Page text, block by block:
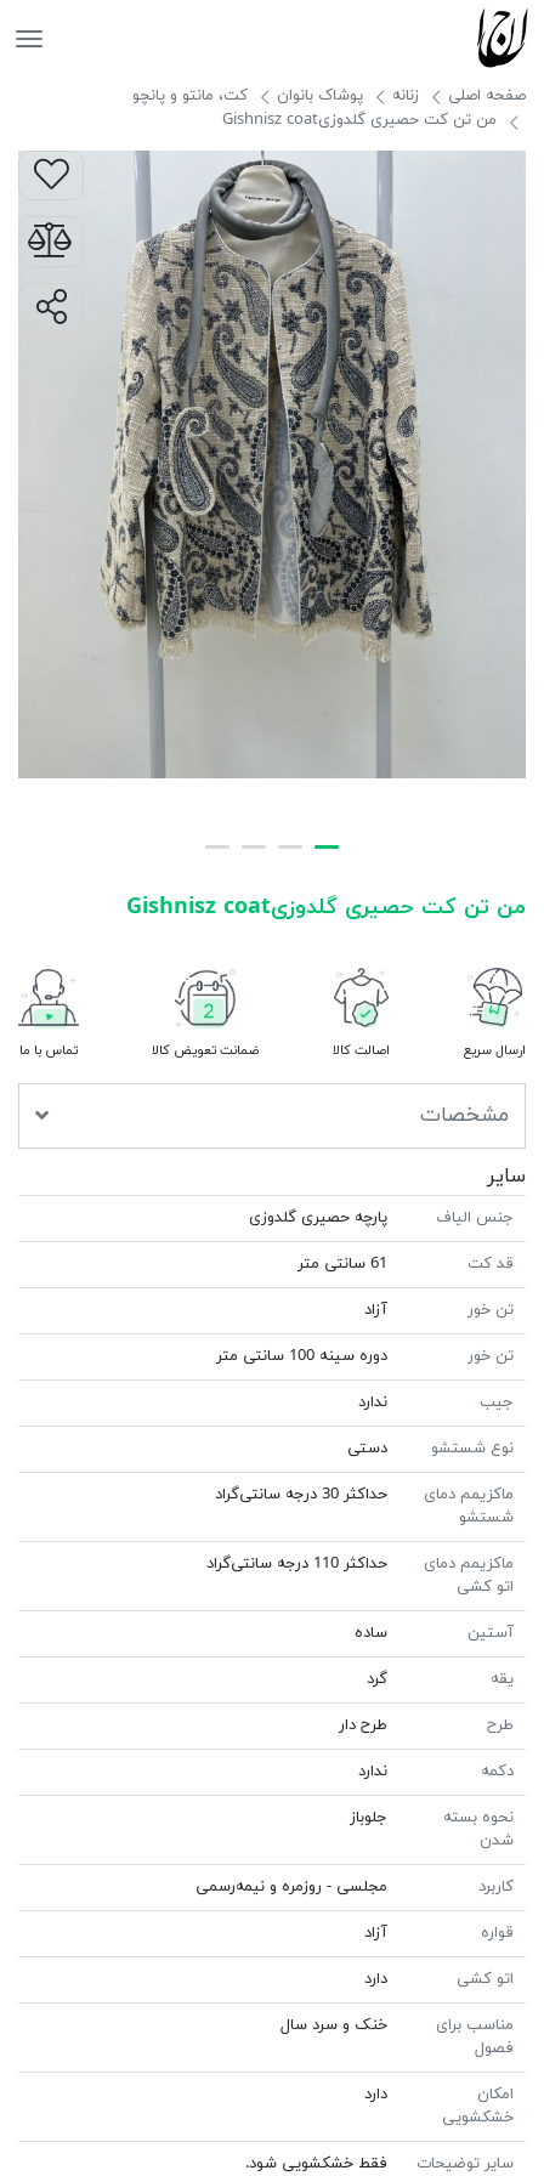
صفحه اصلی زنانه پوشاک بانوان
کت، مانتو و پانچو
من تن کت حصیری گلدوزیGishnisz coat
من تن کت حصیری گلدوزیGishnisz coat
ارسال سریع اصالت کالا ضمانت تعویض کالا تماس با ما
مشخصات
سایر
جنس الیاف پارچه حصیری گلدوزی
قد کت 61 سانتی متر
تن خور آزاد
تن خور دوره سینه 100 سانتی متر
جیب ندارد
نوع شستشو دستی
ماکزیمم دمای
شستشو
حداکثر 30 درجه سانتی‌گراد
ماکزیمم دمای
اتو کشی
حداکثر 110 درجه سانتی‌گراد
آستین ساده
یقه گرد
طرح طرح دار
دکمه ندارد
نحوه بسته
شدن
جلوباز
کاربرد مجلسی - روزمره و نیمه‌رسمی
قواره آزاد
اتو کشی دارد
مناسب برای
فصول
خنک و سرد سال
امکان
خشکشویی
دارد
سایر توضیحات فقط خشکشویی شود.